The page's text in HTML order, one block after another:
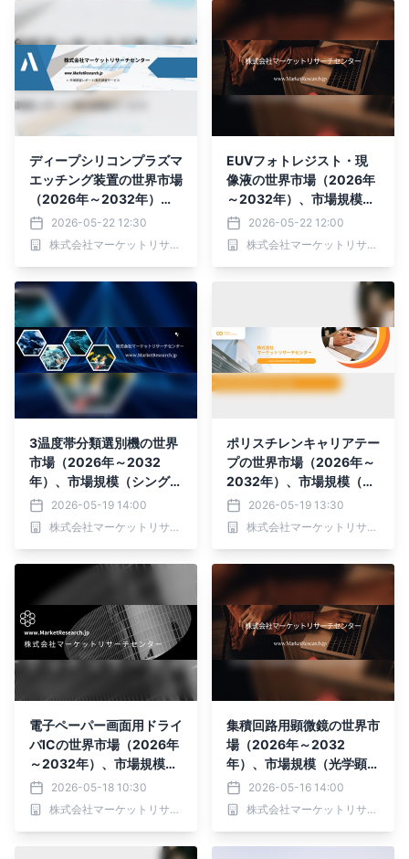
ディープシリコンプラズマ
エッチング装置の世界市場
（2026年～2032年）、
市場規模（オープンロー
ド、ロードロック）・分析
レポートを発表
2026-05-22 12:30
株式会社マーケットリサーチセンター
EUVフォトレジスト・現
像液の世界市場（2026年
～2032年）、市場規模
（化学増幅型、非化学増幅
型）・分析レポートを発表
2026-05-22 12:00
株式会社マーケットリサーチセンター
3温度帯分類選別機の世界
市場（2026年～2032
年）、市場規模（シングル
サイト、デュアルサイト、
4サイト、8サイト、その
他）・分析レポートを発表
2026-05-19 14:00
株式会社マーケットリサーチセンター
ポリスチレンキャリアテー
プの世界市場（2026年～
2032年）、市場規模（ブ
ラックキャリアテープ、ク
リアキャリアテープ）・分
析レポートを発表
2026-05-19 13:30
株式会社マーケットリサーチセンター
電子ペーパー画面用ドライ
バICの世界市場（2026年
～2032年）、市場規模
（カラー電子ペーパー用ド
ライバIC、白黒電子ペー
パー用ドライバIC）・分
2026-05-18 10:30
株式会社マーケットリサーチセンター
集積回路用顕微鏡の世界市
場（2026年～2032
年）、市場規模（光学顕微
鏡/共焦点顕微鏡、電子顕
微鏡、X線顕微鏡、原子間
力顕微鏡 (AFM)）・分析
2026-05-16 14:00
株式会社マーケットリサーチセンター